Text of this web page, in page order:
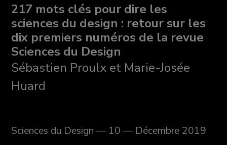
217 mots clés pour dire les
sciences du design : retour sur les
dix premiers numéros de la revue
Sciences du Design
Sébastien Proulx et Marie-Josée
Huard
Sciences du Design — 10 — Décembre 2019